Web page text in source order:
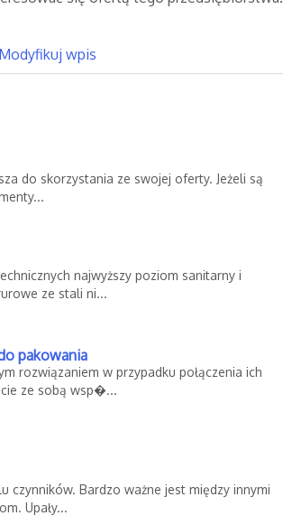
Modyfikuj wpis
do skorzystania ze swojej oferty. Jeżeli są
najwyższy poziom sanitarny i
ze stali ni...
pakowania
rozwiązaniem w przypadku połączenia ich
ze sobą wsp�...
czynników. Bardzo ważne jest między innymi
Upały...